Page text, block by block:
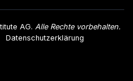
AG. Alle Rechte vorbehalten.
Datenschutzerklärung